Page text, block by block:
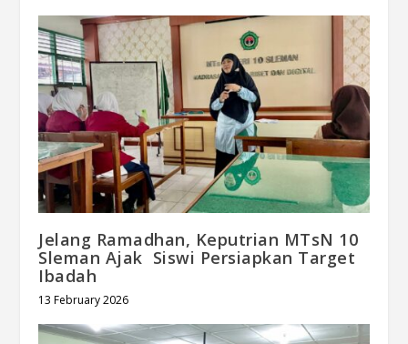
Jelang Ramadhan, Keputrian MTsN 10
Sleman Ajak Siswi Persiapkan Target
Ibadah
13 February 2026